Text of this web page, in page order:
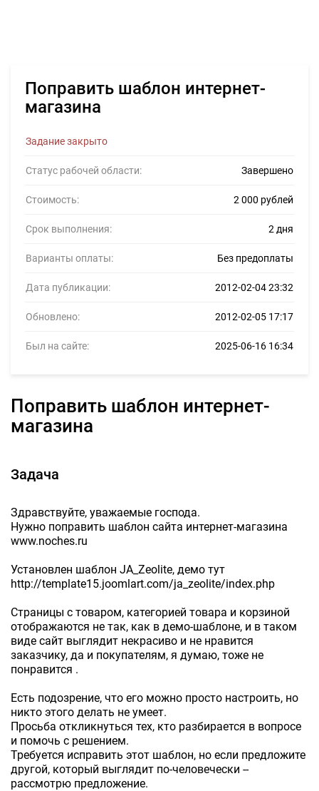
Поправить шаблон интернет-
магазина
Задание закрыто
Статус рабочей области: Завершено
Стоимость: 2 000 рублей
Срок выполнения: 2 дня
Варианты оплаты: Без предоплаты
Дата публикации: 2012-02-04 23:32
Обновлено: 2012-02-05 17:17
Был на сайте: 2025-06-16 16:34
Поправить шаблон интернет-
магазина
Задача
Здравствуйте, уважаемые господа.
Нужно поправить шаблон сайта интернет-магазина
www.noches.ru
Установлен шаблон JA_Zeolite, демо тут
http://template15.joomlart.com/ja_zeolite/index.php
Страницы с товаром, категорией товара и корзиной
отображаются не так, как в демо-шаблоне, и в таком
виде сайт выглядит некрасиво и не нравится
заказчику, да и покупателям, я думаю, тоже не
понравится .
Есть подозрение, что его можно просто настроить, но
никто этого делать не умеет.
Просьба откликнуться тех, кто разбирается в вопросе
и помочь с решением.
Требуется исправить этот шаблон, но если предложите
другой, который выглядит по-человечески --
рассмотрю предложение.